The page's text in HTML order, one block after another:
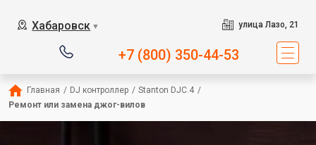
Хабаровск ▼ улица Лазо, 21
+7 (800) 350-44-53
Главная / DJ контроллер / Stanton DJC.4 /
Ремонт или замена джог-вилов